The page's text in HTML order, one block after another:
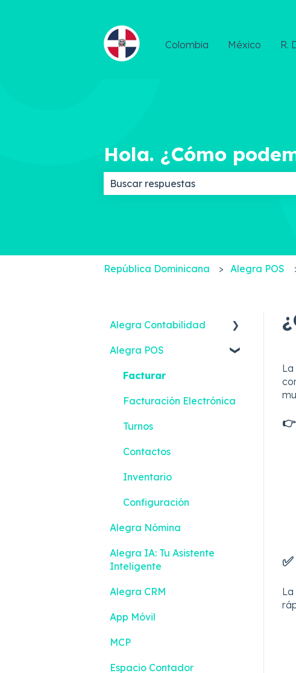
Colombia México R.
Hola. ¿Cómo
República Dominicana Alegra POS
La
La
Alegra Contabilidad
Facturación Electrónica
Ingresos
Gastos
Contactos
Inventario
Bancos
Contabilidad
Reportes Inteligentes
Configuración
Retenciones
Alegra POS
Facturar
Facturación Electrónica
Turnos
Contactos
Inventario
Configuración
Alegra Nómina
Alegra IA: Tu Asistente
Inteligente
Alegra CRM
App Móvil
MCP
Espacio Contador